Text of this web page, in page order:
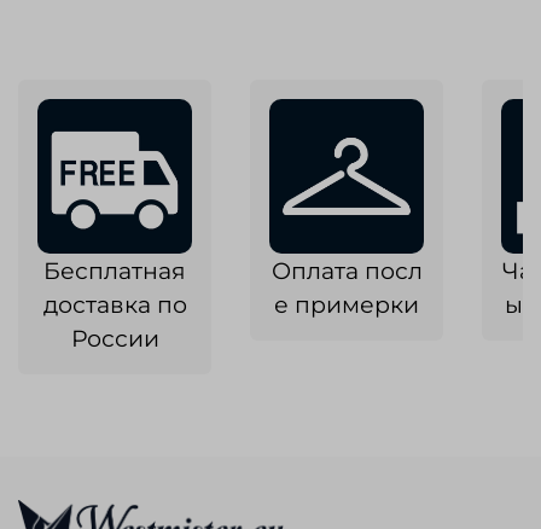
Бесплатная
доставка по
России
Оплата посл
е примерки